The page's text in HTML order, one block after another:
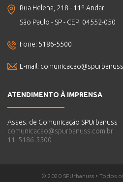
Rua Helena, 218 - 11º Andar
São Paulo - SP - CEP: 04552-050
Fone: 5186-5500
E-mail:
ATENDIMENTO À IMPRENSA
Asses. de Comunicação SPUrbanuss
comunicacao@spurbanuss.com.br
11. 5186-5500
© 2020 SPUrbanuss • Todos